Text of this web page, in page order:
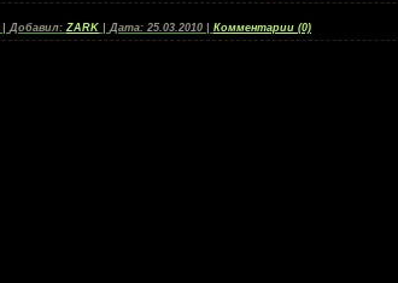
Добавил: ZARK Дата: 25.03.2010 Комментарии (0)